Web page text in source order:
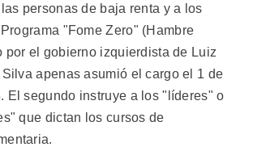
personas de baja renta y a los
"Fome Zero" (Hambre
por el gobierno izquierdista de Luiz
Silva apenas asumió el cargo el 1 de
El segundo instruye a los "líderes" o
que dictan los cursos de